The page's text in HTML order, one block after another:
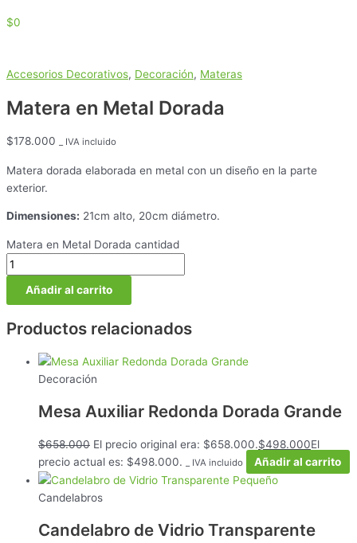
$0
Accesorios Decorativos, Decoración, Materas
Matera en Metal Dorada
$178.000 _ IVA incluido
Matera dorada elaborada en metal con un diseño en la parte
exterior.
Dimensiones: 21cm alto, 20cm diámetro.
Matera en Metal Dorada cantidad
Añadir al carrito
Productos relacionados
Decoración
Mesa Auxiliar Redonda Dorada Grande
$658.000 El precio original era: $658.000.$498.000El
precio actual es: $498.000.
_ IVA incluido Añadir al carrito
Candelabros
Candelabro de Vidrio Transparente